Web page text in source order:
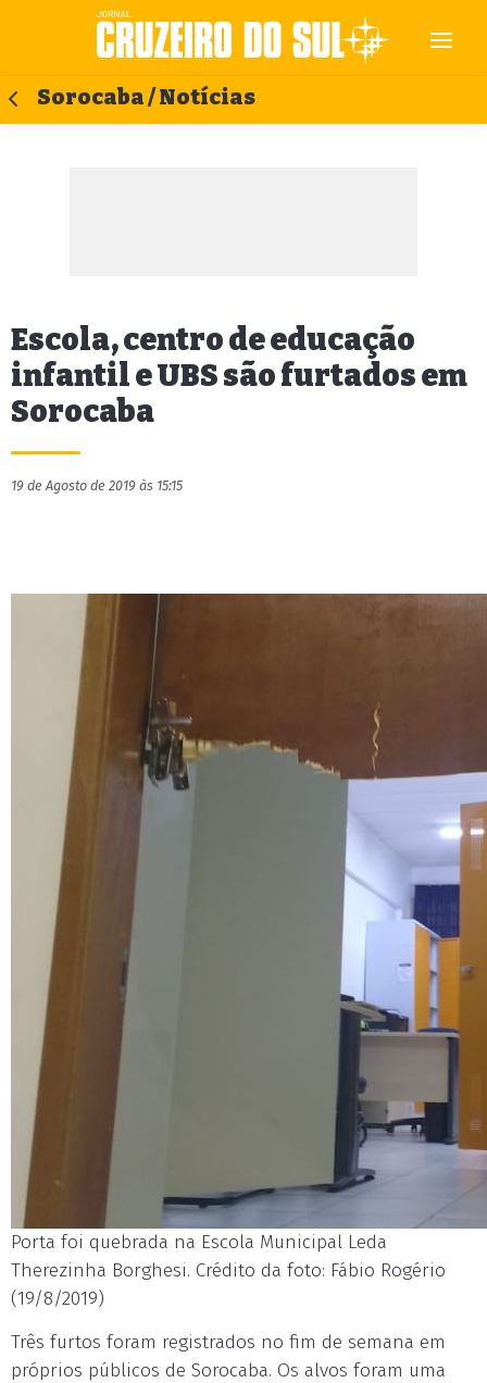
Sorocaba / Notícias
Escola, centro de educação
infantil e UBS são furtados em
Sorocaba
19 de Agosto de 2019 às 15:15
Porta foi quebrada na Escola Municipal Leda
Therezinha Borghesi. Crédito da foto: Fábio Rogério
(19/8/2019)
Três furtos foram registrados no fim de semana em
próprios públicos de Sorocaba. Os alvos foram uma